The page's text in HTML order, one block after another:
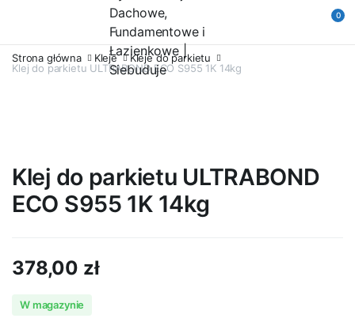
0
Strona główna Kleje
Kleje do parkietu
Klej do parkietu ULTRABOND ECO S955 1K 14kg
Klej do parkietu ULTRABOND
ECO S955 1K 14kg
378,00 zł
W magazynie